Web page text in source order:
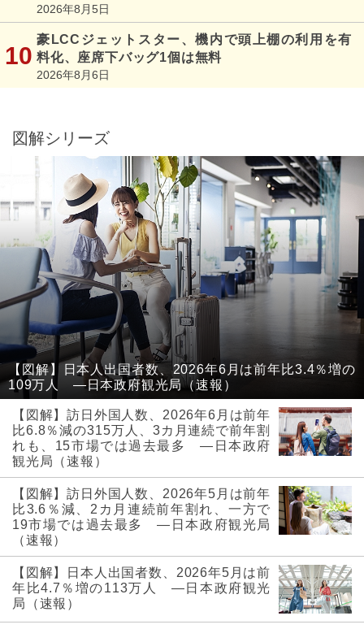
2026年8月5日
豪LCCジェットスター、機内で頭上棚の利用を有
料化、座席下バッグ1個は無料
2026年8月6日
図解シリーズ
【図解】日本人出国者数、2026年6月は前年比3.4％増の
109万人 ―日本政府観光局（速報）
【図解】訪日外国人数、2026年6月は前年
比6.8％減の315万人、3カ月連続で前年割
れも、15市場では過去最多 ―日本政府
観光局（速報）
【図解】訪日外国人数、2026年5月は前年
比3.6％減、2カ月連続前年割れ、一方で
19市場では過去最多 ―日本政府観光局
（速報）
【図解】日本人出国者数、2026年5月は前
年比4.7％増の113万人 ―日本政府観光
局（速報）